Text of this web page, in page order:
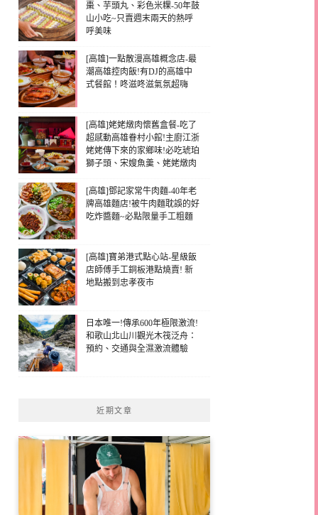
棗、芋頭丸、彩色米粿-50年鼓
山小吃~只賣週末兩天的熱呼
呼美味
[高雄]一點散漫高雄概念店-最
潮高雄控肉飯!有DJ的高雄中
式餐館！咚滋咚滋氣氛超嗨
[高雄]姥姥燉肉懷舊盒餐-吃了
超感動高雄眷村小館!主廚江浙
姥姥傳下來的家鄉味!必吃琥珀
獅子頭、宋嫂魚羹、姥姥燉肉
[高雄]鄧記家常牛肉麵-40年老
牌高雄麵店!被牛肉麵耽誤的好
吃炸醬麵~必點限量手工粗麵
[高雄]寶弟港式點心站-星級飯
店師傅手工銅板港點燒賣! 新
地點搬到忠孝夜市
日本唯一!傳承600年極限激流!
和歌山北山川觀光木筏泛舟：
預約、交通與全濕激流體驗
近期文章